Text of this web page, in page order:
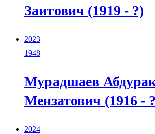
Заитович (1919 - ?)
2023
1948
Мурадшаев
Мензатович (1916 -
2024